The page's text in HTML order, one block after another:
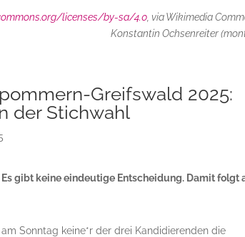
licenses/by-sa/4.0 , via Wikimedia
Konstantin Ochsenreiter
Greifswald 2025:
der Stichwahl
gibt keine eindeutige Entscheidung. Damit folgt
Sonntag keine*r der drei Kandidierenden die